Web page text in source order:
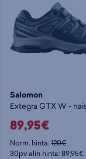
Salomon
89,95€
Norm. hinta:120€
30pv alin hinta: 89,95€